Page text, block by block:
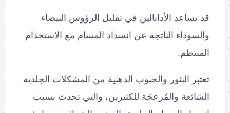
قد يساعد الأدابالين في تقليل الرؤوس البيضاء
والسوداء الناتجة عن انسداد المسام مع الاستخدام
المنتظم.
تعتبر البثور والحبوب الدهنية من المشكلات الجلدية
الشائعة والمُزعِجَة للكثيرين، والتي تحدث بسبب